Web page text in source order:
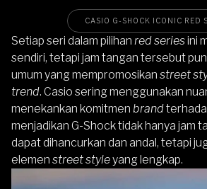
Band (JDM)
CASIO G-SHOCK ICONIC RED
Setiap seri dalam pilihan red seriesini
sendiri, tetapi jam tangan tersebut
umum yang mempromosikan street
trend. Casio sering menggunakan
menekankan komitmen brand
menjadikan G-Shock tidak hanya jam
dapat dihancurkan dan andal, tetapi
elemen street styleyang lengkap.